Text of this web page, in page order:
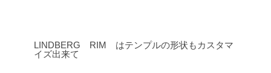
LINDBERG RIM はテンプルの形状もカスタマ
イズ出来て